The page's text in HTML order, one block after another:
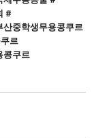
#
중학생무용콩쿠르
르
콩쿠르